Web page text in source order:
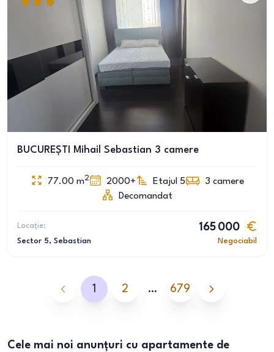
BUCUREȘTI Mihail Sebastian 3 camere
77.00 m2 2000+ Etajul 5 3 camere
Decomandat
Locație:
Sector 5, Sebastian
165 000
Negociabil
1 2 … 679
Cele mai noi anunțuri cu apartamente de